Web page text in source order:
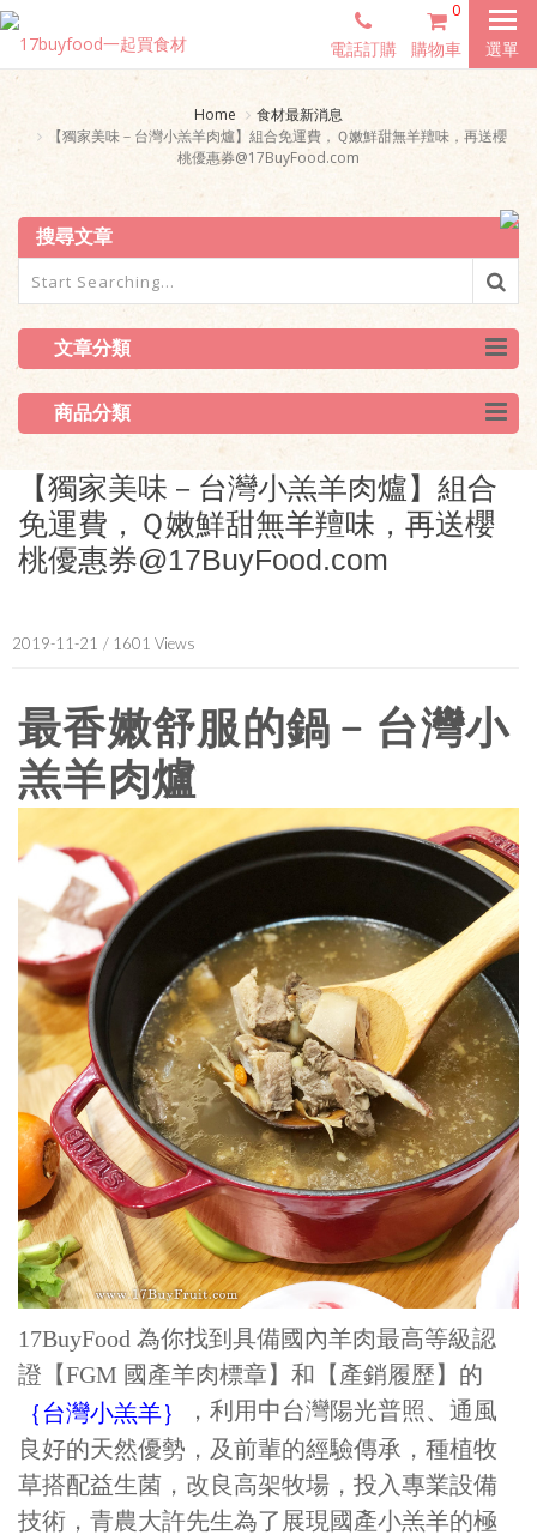
選單
電話訂購
0
購物車
Home
食材最新消息
【獨家美味－台灣小羔羊肉爐】組合免運費，Ｑ嫩鮮甜無羊羶味，再送櫻
桃優惠券@17BuyFood.com
搜尋文章
文章分類
商品分類
【獨家美味－台灣小羔羊肉爐】組合
免運費，Ｑ嫩鮮甜無羊羶味，再送櫻
桃優惠券@17BuyFood.com
2019-11-21 / 1601 Views
最香嫩舒服的鍋﹣台灣小
羔羊肉爐
17BuyFood 為你找到具備國內羊肉最高等級認
證【FGM 國產羊肉標章】和【產銷履歷】的
｛台灣小羔羊｝
，利用中台灣陽光普照、通風
良好的天然優勢，及前輩的經驗傳承，種植牧
草搭配益生菌，改良高架牧場，投入專業設備
技術，青農大許先生為了展現國產小羔羊的極